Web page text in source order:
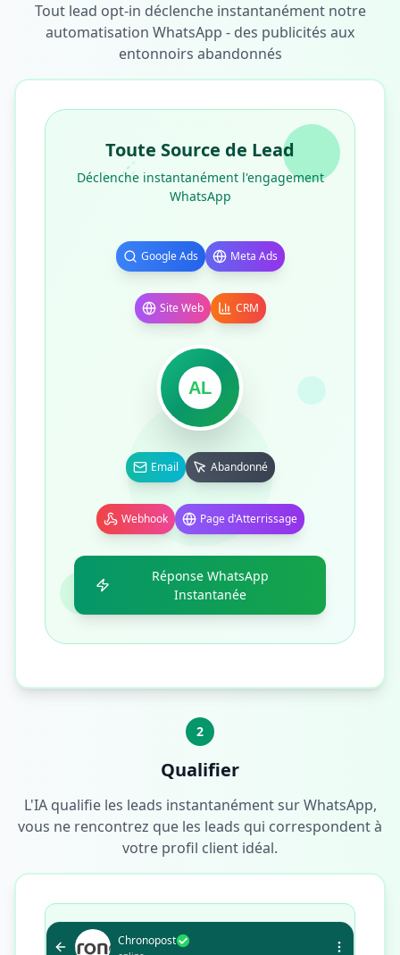
Tout lead opt-in déclenche instantanément notre
automatisation WhatsApp - des publicités aux
entonnoirs abandonnés
Toute Source de Lead
Déclenche instantanément l'engagement
WhatsApp
Google Ads Meta Ads
Site Web CRM
AL
Email Abandonné
Webhook Page d'Atterrissage
Réponse WhatsApp
Instantanée
2
Qualifier
L'IA qualifie les leads instantanément sur WhatsApp,
vous ne rencontrez que les leads qui correspondent à
votre profil client idéal.
Chronopost